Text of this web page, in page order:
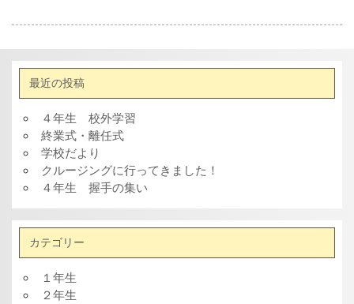
最近の投稿
４年生 校外学習
終業式・離任式
学校だより
クルージングに行ってきました！
４年生 握手の集い
カテゴリー
１年生
２年生